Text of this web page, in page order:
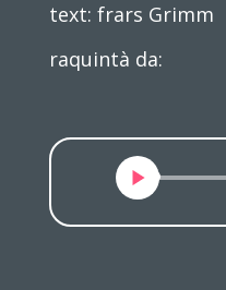
text: frars Grimm
raquintà da: